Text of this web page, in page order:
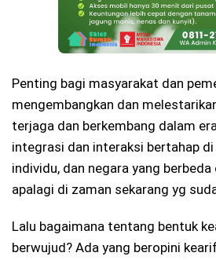
Penting bagi masyarakat dan
mengembangkan dan
terjaga dan berkembang dalam
integrasi dan interaksi bertahap
individu, dan negara yang
apalagi di zaman sekarang yg
Lalu bagaimana tentang bentuk
berwujud? Ada yang beropini